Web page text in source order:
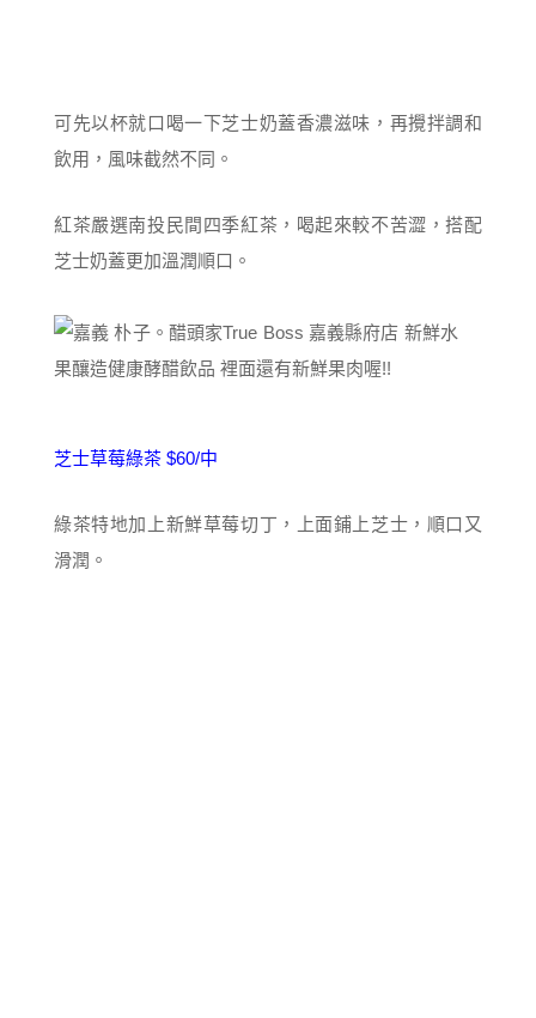
可先以杯就口喝一下芝士奶蓋香濃滋味，再攪拌調和
飲用，風味截然不同。
紅茶嚴選南投民間四季紅茶，喝起來較不苦澀，搭配
芝士奶蓋更加溫潤順口。
芝士草莓綠茶 $60/中
綠茶特地加上新鮮草莓切丁，上面鋪上芝士，順口又
滑潤。